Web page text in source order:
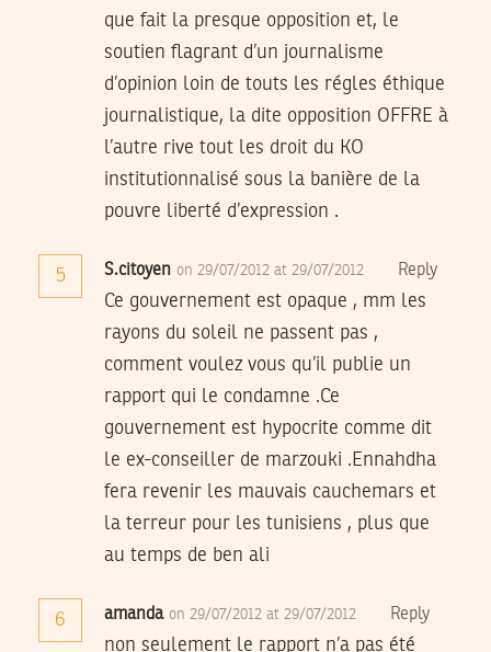
que fait la presque opposition et, le
soutien flagrant d’un journalisme
d’opinion loin de touts les régles éthique
journalistique, la dite opposition OFFRE à
l’autre rive tout les droit du KO
institutionnalisé sous la banière de la
pouvre liberté d’expression .
5 S.citoyen on 29/07/2012 at 29/07/2012 Reply
Ce gouvernement est opaque , mm les
rayons du soleil ne passent pas ,
comment voulez vous qu’il publie un
rapport qui le condamne .Ce
gouvernement est hypocrite comme dit
le ex-conseiller de marzouki .Ennahdha
fera revenir les mauvais cauchemars et
la terreur pour les tunisiens , plus que
au temps de ben ali
6 amanda on 29/07/2012 at 29/07/2012 Reply
non seulement le rapport n’a pas été